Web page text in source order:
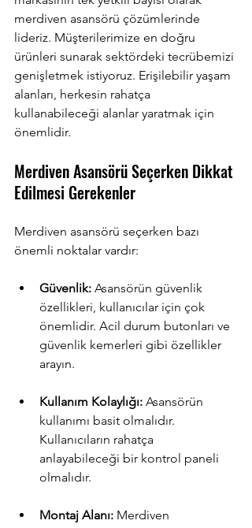
merdiven asansörü çözümlerinde
lideriz. Müşterilerimize en doğru
ürünleri sunarak sektördeki tecrübemizi
genişletmek istiyoruz. Erişilebilir yaşam
alanları, herkesin rahatça
kullanabileceği alanlar yaratmak için
önemlidir.
Merdiven Asansörü Seçerken Dikkat
Edilmesi Gerekenler
Merdiven asansörü seçerken bazı
önemli noktalar vardır:
Güvenlik: Asansörün güvenlik
özellikleri, kullanıcılar için çok
önemlidir. Acil durum butonları ve
güvenlik kemerleri gibi özellikler
arayın.
Kullanım Kolaylığı: Asansörün
kullanımı basit olmalıdır.
Kullanıcıların rahatça
anlayabileceği bir kontrol paneli
olmalıdır.
Montaj Alanı: Merdiven